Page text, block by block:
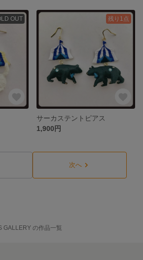
OUT 残り1点
サーカステントピアス
1,900円
次へ
GALLERY の作品一覧